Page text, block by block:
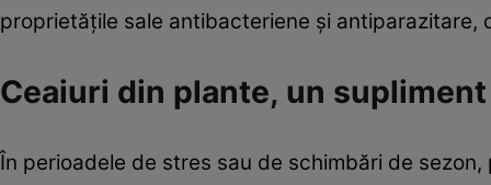
proprietățile sale antibacteriene și antiparazitare,
Ceaiuri din plante, un
În perioadele de stres sau de schimbări de